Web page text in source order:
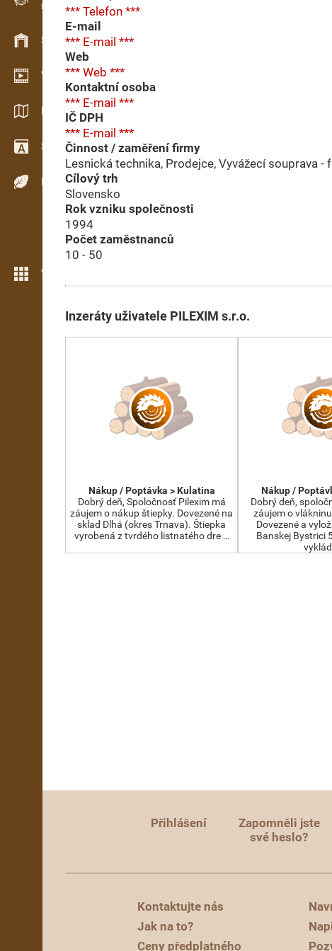
Evidence dřeva v terénu
Skladové hospodářství
Video showroom
Katalogy / Brožury
Slovník
Dřeviny
Více možností
*** Telefon ***
E-mail
*** E-mail ***
Web
*** Web ***
Kontaktní osoba
*** E-mail ***
IČ DPH
*** E-mail ***
Činnost / zaměření firmy
Lesnická technika, Prodejce, Vyvážecí souprava -
Cílový trh
Slovensko
Rok vzniku společnosti
1994
Počet zaměstnanců
10 - 50
Inzeráty uživatele PILEXIM s.r.o.
Nákup / Poptávka > Kulatina
Dobrý deň, Spoločnosť Pilexim má
záujem o nákup štiepky. Dovezené na
sklad Dlhá (okres Trnava). Štiepka
vyrobená z tvrdého listnatého dre …
Nákup /
Dobrý deň,
záujem o
Dovezené a
Banskej Bystrici
Přihlášení
Zapomněli jste
své heslo?
Kontaktujte nás
Jak na to?
Ceny předplatného